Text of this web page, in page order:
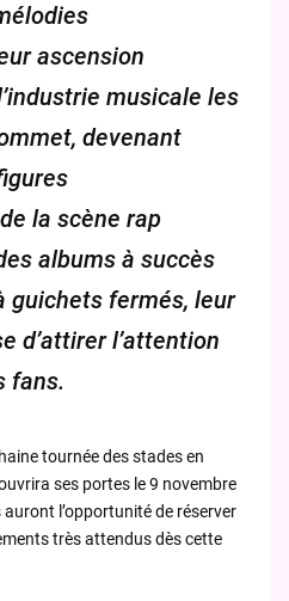
ascension
musicale les
devenant
la scène rap
albums à succès
guichets fermés, leur
d’attirer l’attention
fans.
tournée des stades en
ses portes le 9 novembre
l’opportunité de réserver
très attendus dès cette